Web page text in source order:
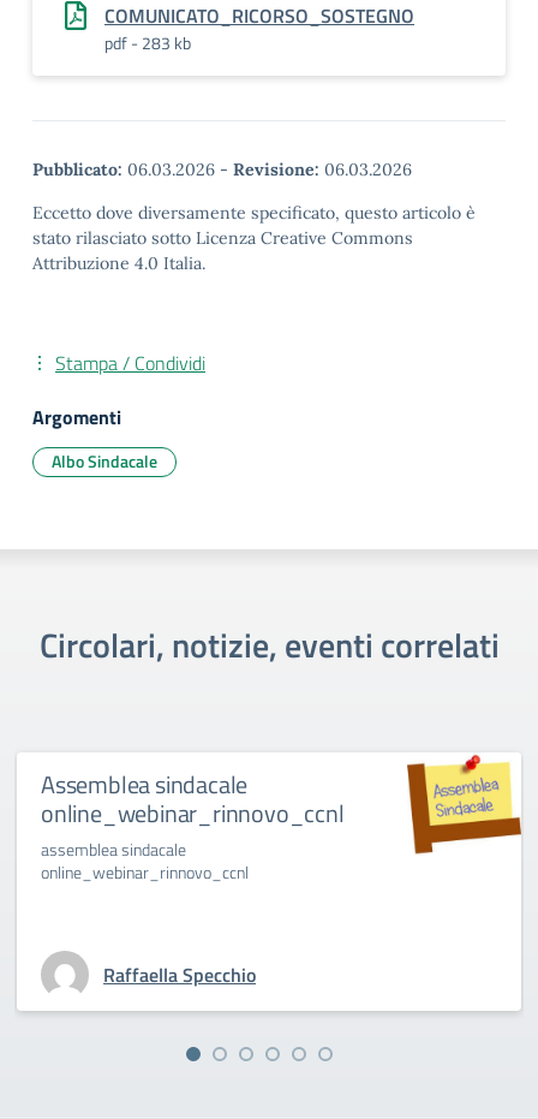
COMUNICATO_RICORSO_SOSTEGNO
pdf - 283 kb
Pubblicato: 06.03.2026 - Revisione: 06.03.2026
Eccetto dove diversamente specificato, questo articolo è
stato rilasciato sotto Licenza Creative Commons
Attribuzione 4.0 Italia.
Stampa / Condividi
Argomenti
Albo Sindacale
Circolari, notizie, eventi correlati
Assemblea sindacale
online_webinar_rinnovo_ccnl
assemblea sindacale
online_webinar_rinnovo_ccnl
Raffaella Specchio